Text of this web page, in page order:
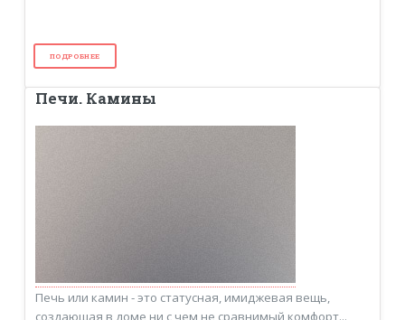
ПОДРОБНЕЕ
Печи. Камины
Печь или камин - это статусная, имиджевая вещь,
создающая в доме ни с чем не сравнимый комфорт...